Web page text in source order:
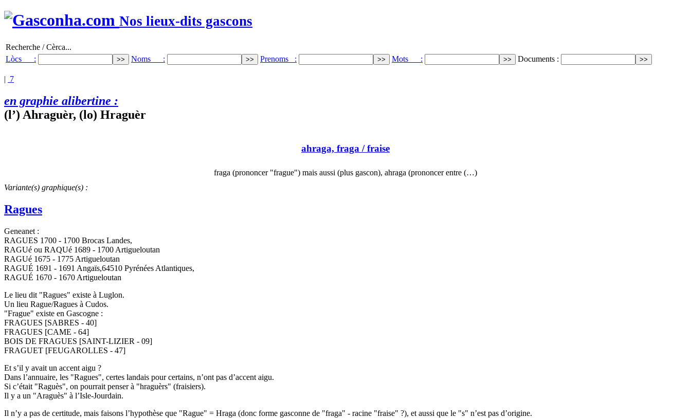
Nos lieux-dits gascons
Recherche / Cèrca...
Lòcs :
Noms : Prenoms : Mots : Documents :
| 7
en graphie alibertine :
(l’) Ahraguèr, (lo) Hraguèr
ahraga, fraga / fraise
fraga (prononcer "frague") mais aussi (plus gascon), ahraga (prononcer entre (…)
Variante(s) graphique(s) :
Ragues
Geneanet :
RAGUES 1700 - 1700 Brocas Landes,
RAGUé ou RAQUé 1689 - 1700 Artigueloutan
RAGUé 1675 - 1775 Artigueloutan
RAGUÉ 1691 - 1691 Angaïs,64510 Pyrénées Atlantiques,
RAGUÉ 1670 - 1670 Artigueloutan
Le lieu dit "Ragues" existe à Luglon.
Un lieu Rague/Ragues à Cudos.
"Frague" existe en Gascogne :
FRAGUES [SABRES - 40]
FRAGUES [CAME - 64]
BOIS DE FRAGUES [SAINT-LIZIER - 09]
FRAGUET [FEUGAROLLES - 47]
Et s’il y avait un accent aigu ?
Dans l’annuaire, les "Ragues", certes landais pour certains, n’ont pas d’accent aigu.
Si c’était "Raguès", on pourrait penser à "hraguèrs" (fraisiers).
Il y a un "Araguès" à l’Isle-Jourdain.
Il n’y a pas de certitude, mais faisons l’hypothèse que "Rague" = Hraga (donc forme gasconne de "fraga" - racine "fraise" ?), et aussi que le "s" n’est pas d’origine.